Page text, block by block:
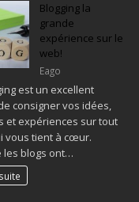
Blogging la
grande
expérience sur le
web!
Eago
est un excellent
consigner vos idées,
et expériences sur tout
vous tient à cœur.
les blogs ont…